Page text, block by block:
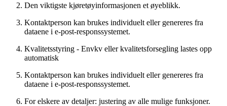
Den viktigste kjøretøyinformasjonen et øyeblikk.
Kontaktperson kan brukes individuelt eller genereres fra
dataene i e-post-responssystemet.
Kvalitetsstyring - Envkv eller kvalitetsforsegling lastes opp
automatisk
Kontaktperson kan brukes individuelt eller genereres fra
dataene i e-post-responssystemet.
For elskere av detaljer: justering av alle mulige funksjoner.